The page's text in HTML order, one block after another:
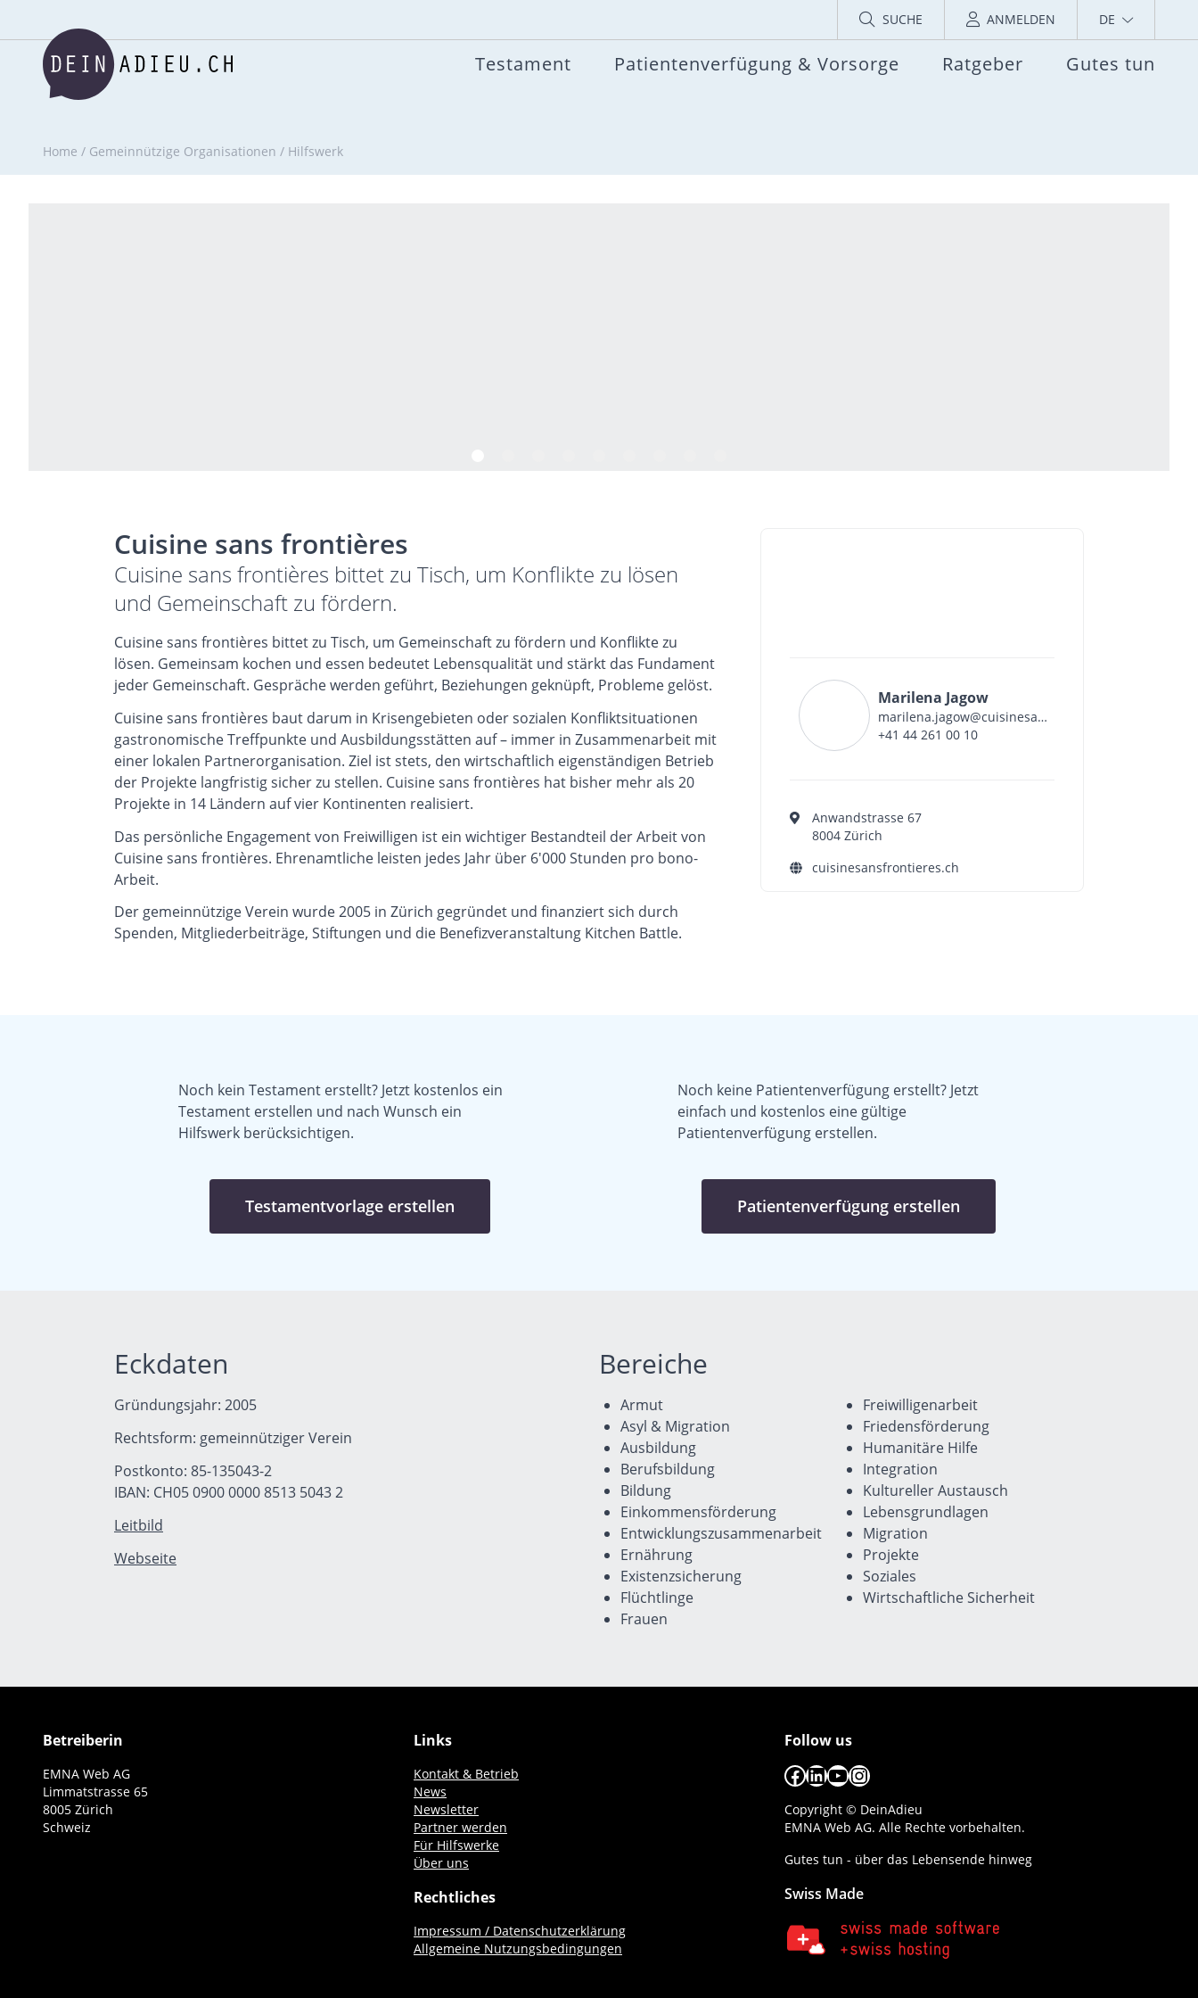
SUCHE ANMELDEN DE
Testament Patientenverfügung & Vorsorge Ratgeber Gutes tun
Home / Gemeinnützige Organisationen / Hilfswerk
Cuisine sans frontières
Cuisine sans frontières bittet zu Tisch, um Konflikte zu lösen
und Gemeinschaft zu fördern.
Cuisine sans frontières bittet zu Tisch, um Gemeinschaft zu fördern und Konflikte zu
lösen. Gemeinsam kochen und essen bedeutet Lebensqualität und stärkt das Fundament
jeder Gemeinschaft. Gespräche werden geführt, Beziehungen geknüpft, Probleme gelöst.
Cuisine sans frontières baut darum in Krisengebieten oder sozialen Konfliktsituationen
gastronomische Treffpunkte und Ausbildungsstätten auf – immer in Zusammenarbeit mit
einer lokalen Partnerorganisation. Ziel ist stets, den wirtschaftlich eigenständigen Betrieb
der Projekte langfristig sicher zu stellen. Cuisine sans frontières hat bisher mehr als 20
Projekte in 14 Ländern auf vier Kontinenten realisiert.
Das persönliche Engagement von Freiwilligen ist ein wichtiger Bestandteil der Arbeit von
Cuisine sans frontières. Ehrenamtliche leisten jedes Jahr über 6'000 Stunden pro bono-
Arbeit.
Der gemeinnützige Verein wurde 2005 in Zürich gegründet und finanziert sich durch
Spenden, Mitgliederbeiträge, Stiftungen und die Benefizveranstaltung Kitchen Battle.
Marilena Jagow
marilena.jagow@cuisinesansfrontieres.ch
+41 44 261 00 10
Anwandstrasse 67
8004 Zürich
cuisinesansfrontieres.ch
Noch kein Testament erstellt? Jetzt kostenlos ein
Testament erstellen und nach Wunsch ein
Hilfswerk berücksichtigen.
Testamentvorlage erstellen
Noch keine Patientenverfügung erstellt? Jetzt
einfach und kostenlos eine gültige
Patientenverfügung erstellen.
Patientenverfügung erstellen
Eckdaten
Gründungsjahr: 2005
Rechtsform: gemeinnütziger Verein
Postkonto: 85-135043-2
IBAN: CH05 0900 0000 8513 5043 2
Leitbild
Webseite
Bereiche
Armut
Asyl & Migration
Ausbildung
Berufsbildung
Bildung
Einkommensförderung
Entwicklungszusammenarbeit
Ernährung
Existenzsicherung
Flüchtlinge
Frauen
Freiwilligenarbeit
Friedensförderung
Humanitäre Hilfe
Integration
Kultureller Austausch
Lebensgrundlagen
Migration
Projekte
Soziales
Wirtschaftliche Sicherheit
Betreiberin
EMNA Web AG
Limmatstrasse 65
8005 Zürich
Schweiz
Links
Kontakt & Betrieb
News
Newsletter
Partner werden
Für Hilfswerke
Über uns
Rechtliches
Impressum / Datenschutzerklärung
Allgemeine Nutzungsbedingungen
Follow us
Facebook
LinkedIn
YouTube
Instagram
Copyright © DeinAdieu
EMNA Web AG. Alle Rechte vorbehalten.
Gutes tun - über das Lebensende hinweg
Swiss Made